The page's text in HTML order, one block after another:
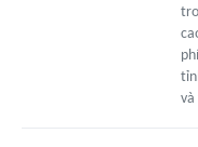
và